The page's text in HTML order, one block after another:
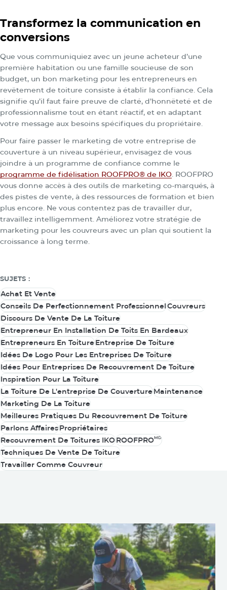
Transformez la communication en
conversions
Que vous communiquiez avec un jeune acheteur d’une
première habitation ou une famille soucieuse de son
budget, un bon marketing pour les entrepreneurs en
revêtement de toiture consiste à établir la confiance. Cela
signifie qu’il faut faire preuve de clarté, d’honnêteté et de
professionnalisme tout en étant réactif, et en adaptant
votre message aux besoins spécifiques du propriétaire.
Pour faire passer le marketing de votre entreprise de
couverture à un niveau supérieur, envisagez de vous
joindre à un programme de confiance comme le
programme de fidélisation ROOFPRO® de IKO. ROOFPRO
vous donne accès à des outils de marketing co-marqués, à
des pistes de vente, à des ressources de formation et bien
plus encore. Ne vous contentez pas de travailler dur,
travaillez intelligemment. Améliorez votre stratégie de
marketing pour les couvreurs avec un plan qui soutient la
croissance à long terme.
SUJETS :
Achat Et Vente
Achat Et Vente
Conseils De Perfectionnement Professionnel
Conseils De Perfectionnement Professionnel
Couvreurs
Discours De Vente De La Toiture
Discours De Vente De La Toiture
Entrepreneur En Installation De Toits En Bardeaux
Entrepreneur En Installation De Toits En Bardeaux
Entrepreneurs En Toiture
Entrepreneurs En Toiture
Entreprise De Toiture
Entreprise De Toiture
Idées De Logo Pour Les Entreprises De Toiture
Idées De Logo Pour Les Entreprises De Toiture
Idées Pour Entreprises De Recouvrement De Toiture
Idées Pour Entreprises De Recouvrement De Toiture
Inspiration Pour La Toiture
Inspiration Pour La Toiture
La Toiture De L'entreprise De Couverture
La Toiture De L'entreprise De Couverture
Maintenance
Marketing De La Toiture
Marketing De La Toiture
Meilleures Pratiques Du Recouvrement De Toiture
Meilleures Pratiques Du Recouvrement De Toiture
Parlons Affaires
Parlons Affaires
Propriétaires
Propriétaires
Recouvrement De Toitures IKO
Recouvrement De Toitures IKO
ROOFPROMD
ROOFPRO
Techniques De Vente De Toiture
Techniques De Vente De Toiture
Travailler Comme Couvreur